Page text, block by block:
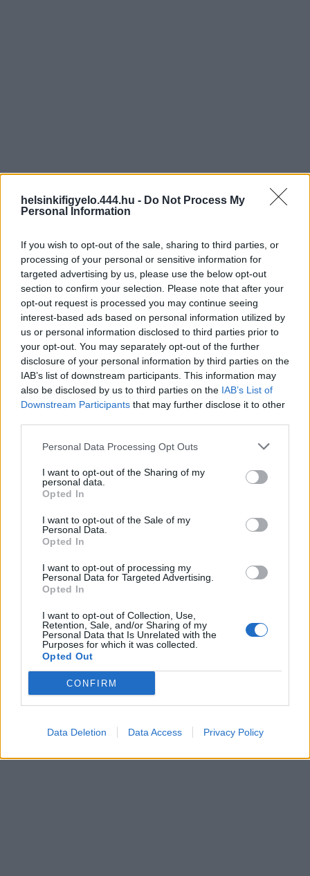
helsinkifigyelo.444.hu - Do Not Process My
Personal Information
If you wish to opt-out of the sale, sharing to third parties, or
processing of your personal or sensitive information for
targeted advertising by us, please use the below opt-out
section to confirm your selection. Please note that after your
opt-out request is processed you may continue seeing
interest-based ads based on personal information utilized by
us or personal information disclosed to third parties prior to
your opt-out. You may separately opt-out of the further
disclosure of your personal information by third parties on the
IAB’s list of downstream participants. This information may
also be disclosed by us to third parties on the IAB’s List of
Downstream Participants that may further disclose it to other
Personal Data Processing Opt Outs
I want to opt-out of the Sharing of my
personal data.
Opted In
I want to opt-out of the Sale of my
Personal Data.
Opted In
I want to opt-out of processing my
Personal Data for Targeted Advertising.
Opted In
I want to opt-out of Collection, Use,
Retention, Sale, and/or Sharing of my
Personal Data that Is Unrelated with the
Purposes for which it was collected.
Opted Out
CONFIRM
Data Deletion Data Access Privacy Policy